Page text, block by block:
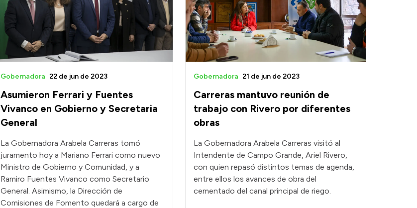
Asumieron Ferrari y Fuentes
Vivanco en Gobierno y Secretaria
General
Gobernadora 22 de jun de 2023
La Gobernadora Arabela Carreras tomó
juramento hoy a Mariano Ferrari como nuevo
Ministro de Gobierno y Comunidad, y a
Ramiro Fuentes Vivanco como Secretario
General. Asimismo, la Dirección de
Comisiones de Fomento quedará a cargo de
Carreras mantuvo reunión de
trabajo con Rivero por diferentes
obras
Gobernadora 21 de jun de 2023
La Gobernadora Arabela Carreras visitó al
Intendente de Campo Grande, Ariel Rivero,
con quien repasó distintos temas de agenda,
entre ellos los avances de obra del
cementado del canal principal de riego.